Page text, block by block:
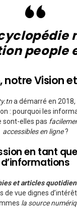
people
notre Vision
a démarré en
: pourquoi les
sont-elles pas
accessibles en ligne?
en tant
d’informations
et articles
de vue dignes
la source